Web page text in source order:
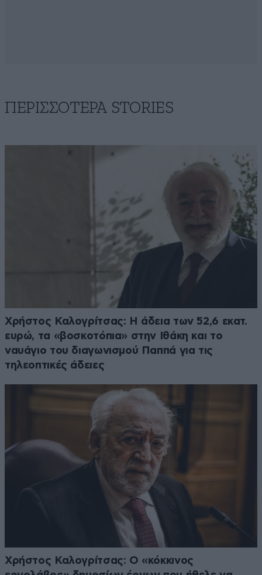
ΠΕΡΙΣΣΟΤΕΡΑ STORIES
Χρήστος Καλογρίτσας: Η άδεια των 52,6 εκατ.
ευρώ, τα «βοσκοτόπια» στην Ιθάκη και το
ναυάγιο του διαγωνισμού Παππά για τις
τηλεοπτικές άδειες
Χρήστος Καλογρίτσας: Ο «κόκκινος